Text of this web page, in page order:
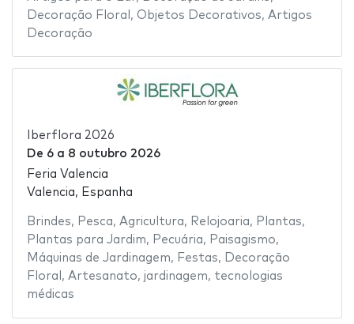
Decoração Floral , Objetos Decorativos, Artigos
Decoração
Iberflora 2026
De 6a 8 outubro 2026
Feria Valencia
Valencia, Espanha
Brindes, Pesca, Agricultura, Relojoaria, Plantas,
Plantas para Jardim, Pecuária, Paisagismo,
Máquinas de Jardinagem, Festas, Decoração
Floral , Artesanato, jardinagem, tecnologias
médicas